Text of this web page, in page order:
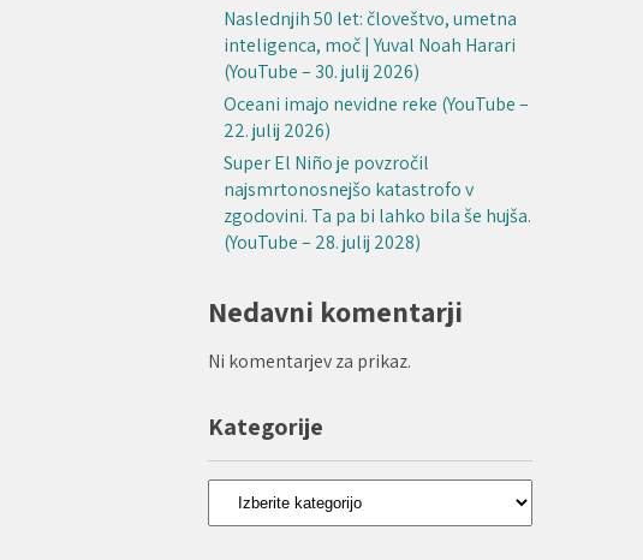
Naslednjih 50 let: človeštvo, umetna
inteligenca, moč | Yuval Noah Harari
(YouTube – 30. julij 2026)
Oceani imajo nevidne reke (YouTube –
22. julij 2026)
Super El Niño je povzročil
najsmrtonosnejšo katastrofo v
zgodovini. Ta pa bi lahko bila še hujša.
(YouTube – 28. julij 2028)
Nedavni komentarji
Ni komentarjev za prikaz.
Kategorije
Kategorije